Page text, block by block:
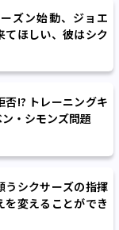
ズン始動、ジョエ
てほしい、彼はシク
」
!? トレーニングキ
・シモンズ問題
うシクサーズの指揮
を変えることができ